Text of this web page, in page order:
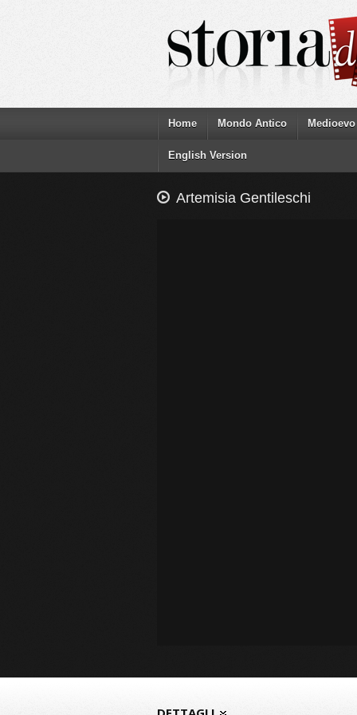
Home Mondo Antico Medioevo
English Version
Artemisia Gentileschi